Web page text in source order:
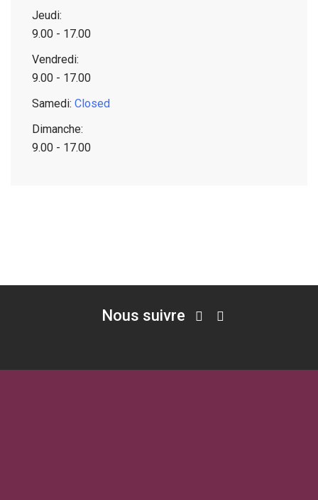
Jeudi:
9.00 - 17.00
Vendredi:
9.00 - 17.00
Samedi: Closed
Dimanche:
9.00 - 17.00
Nous suivre